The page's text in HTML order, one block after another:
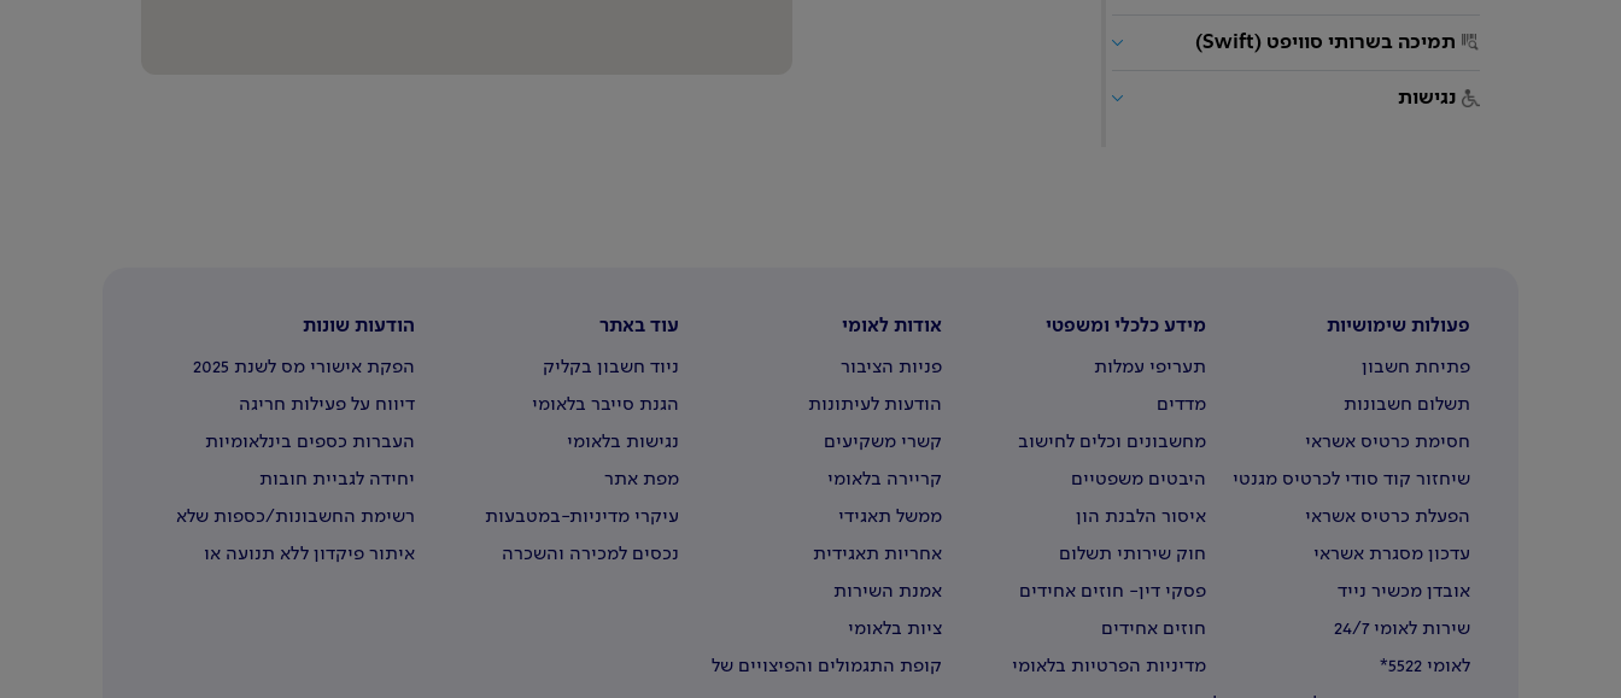
תמיכה בשרותי סוויפט (Swift)
נגישות
פעולות שימושיות
פתיחת חשבון
תשלום חשבונות
חסימת כרטיס אשראי
שיחזור קוד סודי לכרטיס מגנטי
הפעלת כרטיס אשראי
עדכון מסגרת אשראי
אובדן מכשיר נייד
שירות לאומי 24/7
לאומי 5522*
מידע כלכלי ומשפטי
תעריפי עמלות
מדדים
מחשבונים וכלים לחישוב
היבטים משפטיים
איסור הלבנת הון
חוק שירותי תשלום
פסקי דין- חוזים אחידים
חוזים אחידים
מדיניות הפרטיות בלאומי
אודות לאומי
פניות הציבור
הודעות לעיתונות
קשרי משקיעים
קריירה בלאומי
ממשל תאגידי
אחריות תאגידית
אמנת השירות
ציות בלאומי
קופת התגמולים והפיצויים של
עוד באתר
ניוד חשבון בקליק
הגנת סייבר בלאומי
נגישות בלאומי
מפת אתר
עיקרי מדיניות-במטבעות
נכסים למכירה והשכרה
הודעות שונות
הפקת אישורי מס לשנת 2025
דיווח על פעילות חריגה
העברות כספים בינלאומיות
יחידה לגביית חובות
רשימת החשבונות/כספות שלא
איתור פיקדון ללא תנועה או